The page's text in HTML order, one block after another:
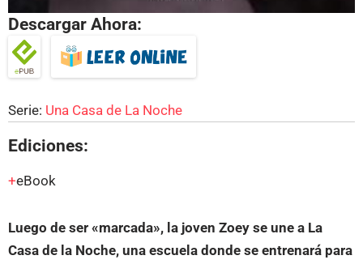
Descargar Ahora:
Serie: Una Casa de La Noche
Ediciones:
eBook
Luego de ser «marcada», la joven Zoey se une a La
Casa de la Noche, una escuela donde se entrenará para